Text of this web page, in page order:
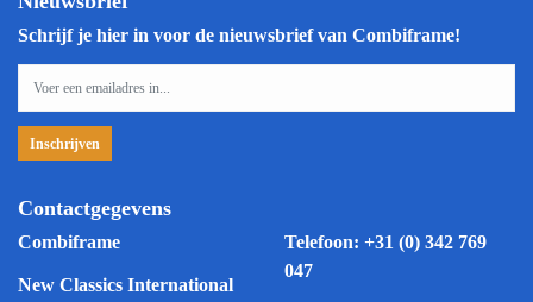
Schrijf je hier in voor de nieuwsbrief van Combiframe!
Contactgegevens
Combiframe
New Classics International
Telefoon: +31 (0) 342 769
047